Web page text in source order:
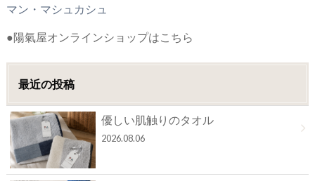
マン・マシュカシュ
●陽氣屋オンラインショップはこちら
最近の投稿
優しい肌触りのタオル
2026.08.06